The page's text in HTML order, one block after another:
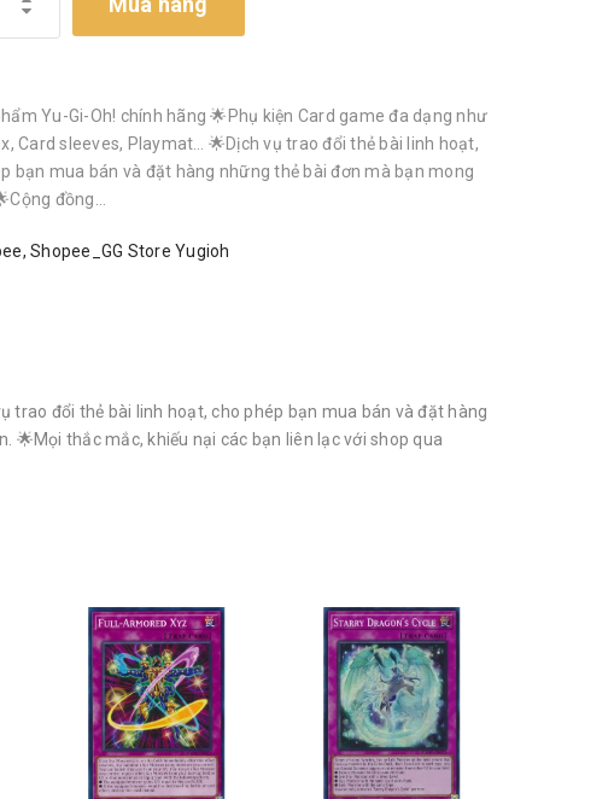
Yu-Gi-Oh! chính hãng 🌟Phụ kiện Card game đa dạng như
Card sleeves, Playmat… 🌟Dịch vụ trao đổi thẻ bài linh hoạt,
bạn mua bán và đặt hàng những thẻ bài đơn mà bạn mong
đồng...
, Shopee_GG Store Yugioh
trao đổi thẻ bài linh hoạt, cho phép bạn mua bán và đặt hàng
thắc mắc, khiếu nại các bạn liên lạc với shop qua